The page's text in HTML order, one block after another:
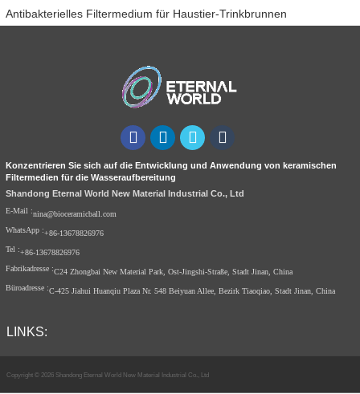
Antibakterielles Filtermedium für Haustier-Trinkbrunnen
Konzentrieren Sie sich auf die Entwicklung und Anwendung von keramischen
Filtermedien für die Wasseraufbereitung
Shandong Eternal World New Material Industrial Co., Ltd
E-Mail :nina@bioceramicball.com
WhatsApp :+86-13678826976
Tel :+86-13678826976
Fabrikadresse :C24 Zhongbai New Material Park, Ost-Jingshi-Straße, Stadt Jinan, China
Büroadresse :C-425 Jiahui Huanqiu Plaza Nr. 548 Beiyuan Allee, Bezirk Tiaoqiao, Stadt Jinan, China
LINKS:
Copyright © 2026 Shandong Eternal World New Material Industrial Co., Ltd